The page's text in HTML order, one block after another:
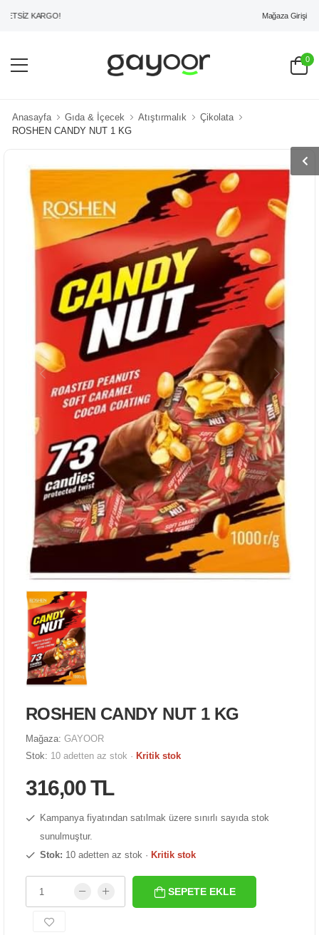
KARGO! Mağaza Girişi
0
Anasayfa Gıda & İçecek Atıştırmalık
Çikolata
ROSHEN CANDY NUT 1 KG
ROSHEN CANDY NUT 1 KG
Mağaza: GAYOOR
Stok: 10 adetten az stok · Kritik stok
316,00 TL
Kampanya fiyatından satılmak üzere sınırlı sayıda stok
sunulmuştur.
Stok: 10 adetten az stok · Kritik stok
SEPETE EKLE